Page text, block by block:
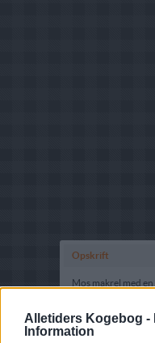
Alletiders Kogebog -
Information
Opskrift
Mos makrel med
varme og det
smeltede husblas